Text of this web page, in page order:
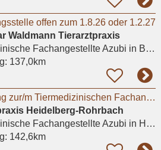
offen zum 1.8.26 oder 1.2.27
Waldmann Tierarztpraxis
Fachangestellte Azubi in Bonn
137,0km
Ausbildung zur/m Tiermedizinischen Fachangestellten (m/w/d) zum September 2026- Heidelberg
Heidelberg-Rohrbach
Fachangestellte Azubi in Heidelberg, Rohrbach
142,6km